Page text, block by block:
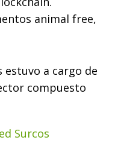
animal free,
estuvo a cargo de
compuesto
Surcos